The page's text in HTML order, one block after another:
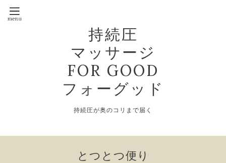
持続圧
マッサージ
FOR GOOD
フォーグッド
持続圧が奥のコリまで届く
とつとつ便り